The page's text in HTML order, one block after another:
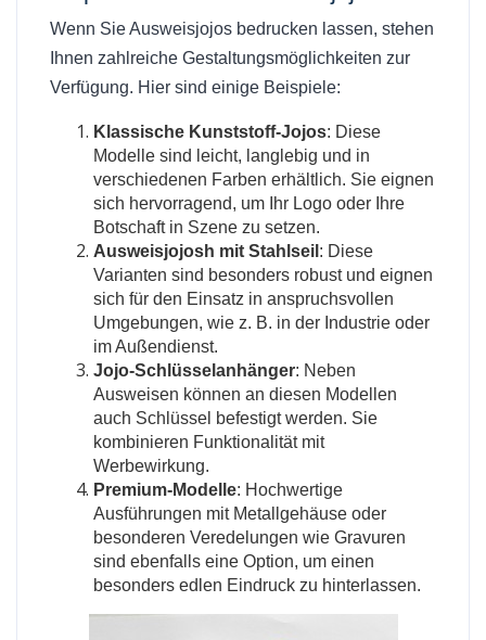
Wenn Sie Ausweisjojos bedrucken lassen, stehen
Ihnen zahlreiche Gestaltungsmöglichkeiten zur
Verfügung. Hier sind einige Beispiele:
Klassische Kunststoff-Jojos: Diese
Modelle sind leicht, langlebig und in
verschiedenen Farben erhältlich. Sie eignen
sich hervorragend, um Ihr Logo oder Ihre
Botschaft in Szene zu setzen.
Ausweisjojosh mit Stahlseil : Diese
Varianten sind besonders robust und eignen
sich für den Einsatz in anspruchsvollen
Umgebungen, wie z. B. in der Industrie oder
im Außendienst.
Jojo-Schlüsselanhänger: Neben
Ausweisen können an diesen Modellen
auch Schlüssel befestigt werden. Sie
kombinieren Funktionalität mit
Werbewirkung.
Premium-Modelle: Hochwertige
Ausführungen mit Metallgehäuse oder
besonderen Veredelungen wie Gravuren
sind ebenfalls eine Option, um einen
besonders edlen Eindruck zu hinterlassen.